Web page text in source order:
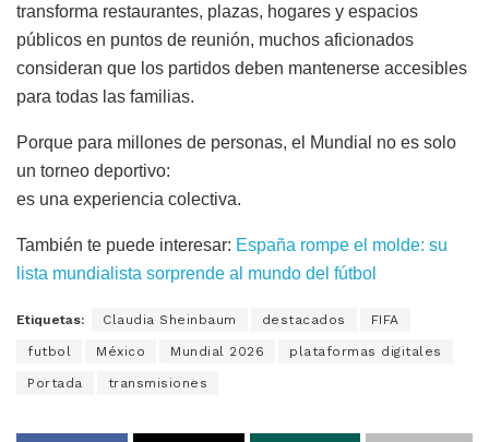
transforma restaurantes, plazas, hogares y espacios
públicos en puntos de reunión, muchos aficionados
consideran que los partidos deben mantenerse accesibles
para todas las familias.
Porque para millones de personas, el Mundial no es solo
un torneo deportivo:
es una experiencia colectiva.
También te puede interesar: España rompe el molde: su
lista mundialista sorprende al mundo del fútbol
Etiquetas: Claudia Sheinbaum destacados FIFA
futbol México Mundial 2026 plataformas digitales
Portada transmisiones